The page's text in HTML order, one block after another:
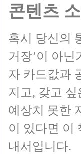
콘텐츠
혹시 당신의
거장’이 아
자 카드값과
지고, 갖고
예상치 못한
이 있다면 이
내서입니다.